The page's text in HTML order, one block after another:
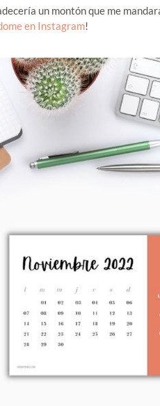
un montón que me
en Instagram!